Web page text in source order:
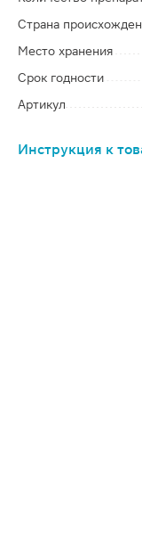
Страна
Место хранения
Срок годности
Артикул
Инструкция к